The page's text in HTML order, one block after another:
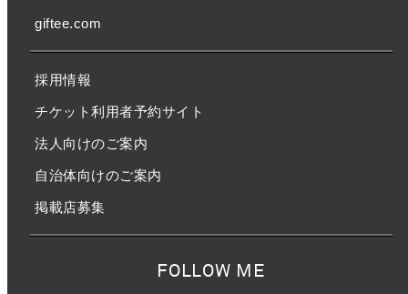
giftee.com
採用情報
チケット利用者予約サイト
法人向けのご案内
自治体向けのご案内
掲載店募集
FOLLOW ME